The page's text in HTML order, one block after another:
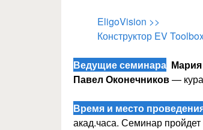
EligoVision >>
Конструктор EV
Ведущие семинара
Павел Оконечников—
Время и место
акад.часа. Семинар